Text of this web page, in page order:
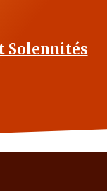
Solennités